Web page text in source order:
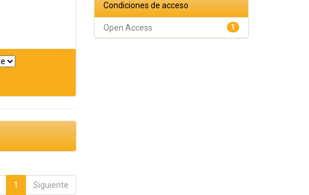
1 Siguiente
Condiciones de acceso
1
Open Access